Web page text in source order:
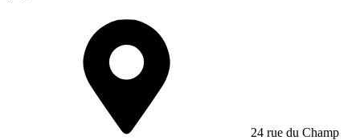
24 rue du Champ